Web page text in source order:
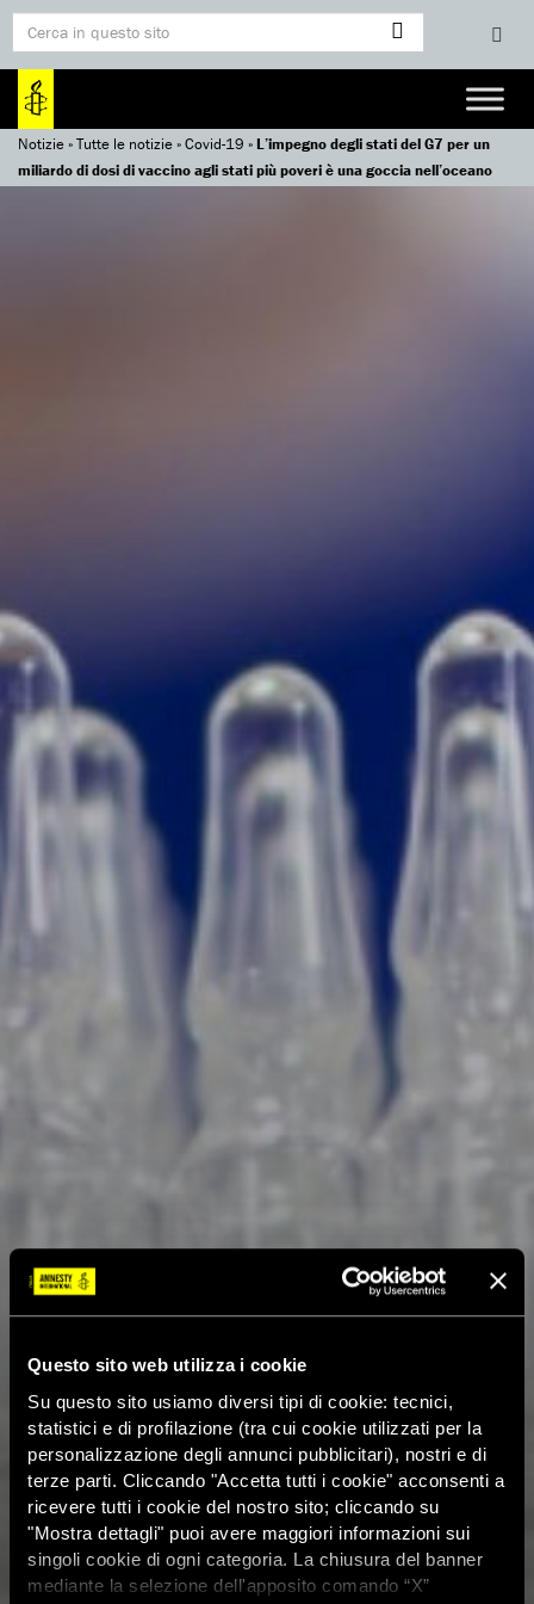
Questo sito web utilizza i cookie
Su questo sito usiamo diversi tipi di cookie: tecnici,
statistici e di profilazione (tra cui cookie utilizzati per la
personalizzazione degli annunci pubblicitari), nostri e di
terze parti. Cliccando "Accetta tutti i cookie" acconsenti a
ricevere tutti i cookie del nostro sito; cliccando su
"Mostra dettagli" puoi avere maggiori informazioni sui
singoli cookie di ogni categoria. La chiusura del banner
mediante la selezione dell'apposito comando “X”
Notizie»Tutte le notizie»Covid-19 »L’impegno degli stati del G7 per un
miliardo di dosi di vaccino agli stati più poveri è una goccia nell’oceano